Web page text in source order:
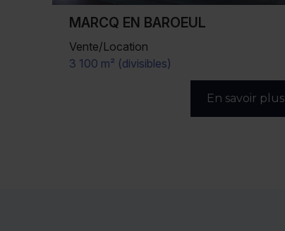
WASQUEHAL
Location
340 m²
En savoir plus